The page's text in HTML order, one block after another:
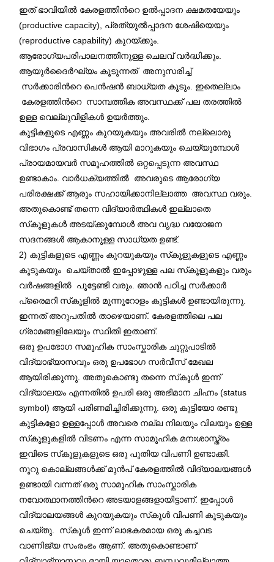
ഇത് ഭാവിയിൽ കേരളത്തിന്‍റെ ഉൽപ്പാദന ക്ഷമതയേയും
(productive capacity), പ്രത്യുൽപ്പാദന ശേഷിയെയും
(reproductive capability) കുറയ്ക്കും.
ആരോഗ്യപരിപാലനത്തിനുള്ള ചെലവ് വർദ്ധിക്കും.
ആയുർദൈർഘ്യം കൂടുന്നത് അനുസരിച്ച്
സർക്കാരിന്‍റെ പെൻഷൻ ബാധ്യത കൂടും. ഇതെല്ലാം
കേരളത്തിന്‍റെ സാമ്പത്തിക അവസ്ഥക്ക് പല തരത്തിൽ
ഉള്ള വെല്ലുവിളികൾ ഉയർത്തും.
കുട്ടികളുടെ എണ്ണം കുറയുകയും അവരിൽ നല്ലൊരു
വിഭാഗം പ്രവാസികൾ ആയി മാറുകയും ചെയ്യുമ്പോൾ
പ്രായമായവർ സമൂഹത്തിൽ ഒറ്റപ്പെടുന്ന അവസ്ഥ
ഉണ്ടാകാം. വാർധക്യത്തില്‍ അവരുടെ ആരോഗ്യ
പരിരക്ഷക്ക് ആരും സഹായിക്കാനില്ലാത്ത അവസ്ഥ വരും.
അതുകൊണ്ട് തന്നെ വിദ്യാർത്ഥികൾ ഇല്ലാതെ
സ്‌കൂളുകൾ അടയ്ക്കുമ്പോൾ അവ വൃദ്ധ വയോജന
സദനങ്ങൾ ആകാനുള്ള സാധ്യത ഉണ്ട്.
2) കുട്ടികളുടെ എണ്ണം കുറയുകയും സ്‌കൂളുകളുടെ എണ്ണം
കൂടുകയും ചെയ്താൽ ഇപ്പോഴുള്ള പല സ്‌കൂളുകളും വരും
വർഷങ്ങളിൽ പൂട്ടേണ്ടി വരും. ഞാൻ പഠിച്ച സർക്കാർ
പ്രൈമറി സ്‌കൂളിൽ മുന്നൂറോളം കുട്ടികൾ ഉണ്ടായിരുന്നു.
ഇന്നത് അറുപതിൽ താഴെയാണ്. കേരളത്തിലെ പല
ഗ്രാമങ്ങളിലേയും സ്ഥിതി ഇതാണ്.
ഒരു ഉപഭോഗ സമൂഹിക സാംസ്കാരിക ചുറ്റുപാടിൽ
വിദ്യാഭ്യാസവും ഒരു ഉപഭോഗ സർവീസ് മേഖല
ആയിരിക്കുന്നു. അതുകൊണ്ടു തന്നെ സ്‌കൂൾ ഇന്ന്
വിദ്യാലയം എന്നതിൽ ഉപരി ഒരു അഭിമാന ചിഹ്നം (status
symbol) ആയി പരിണമിച്ചിരിക്കുന്നു. ഒരു കുട്ടിയോ രണ്ടു
കുട്ടികളോ ഉള്ളപ്പോൾ അവരെ നല്ല നിലയും വിലയും ഉള്ള
സ്‌കൂളുകളിൽ വിടണം എന്ന സാമൂഹിക മനഃശാസ്ത്രം
ഇവിടെ സ്‌കൂളുകളുടെ ഒരു പുതിയ വിപണി ഉണ്ടാക്കി.
നൂറു കൊല്ലങ്ങൾക്ക് മുൻപ് കേരളത്തിൽ വിദ്യാലയങ്ങൾ
ഉണ്ടായി വന്നത് ഒരു സാമൂഹിക സാംസ്കാരിക
നവോത്ഥാനത്തിന്‍റെ അടയാളങ്ങളായിട്ടാണ്. ഇപ്പോൾ
വിദ്യാലയങ്ങൾ കുറയുകയും സ്‌കൂൾ വിപണി കൂടുകയും
ചെയ്തു. സ്‌കൂൾ ഇന്ന് ലാഭകരമായ ഒരു കച്ചവട
വാണിജ്യ സംരംഭം ആണ്. അതുകൊണ്ടാണ്